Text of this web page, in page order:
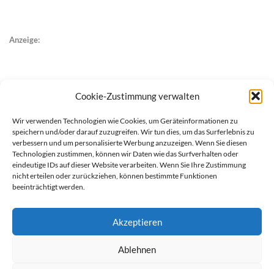
Cookie-Zustimmung verwalten
Wir verwenden Technologien wie Cookies, um Geräteinformationen zu
speichern und/oder darauf zuzugreifen. Wir tun dies, um das Surferlebnis zu
verbessern und um personalisierte Werbung anzuzeigen. Wenn Sie diesen
Technologien zustimmen, können wir Daten wie das Surfverhalten oder
eindeutige IDs auf dieser Website verarbeiten. Wenn Sie Ihre Zustimmung
nicht erteilen oder zurückziehen, können bestimmte Funktionen
beeinträchtigt werden.
Akzeptieren
Ablehnen
Anzeige: